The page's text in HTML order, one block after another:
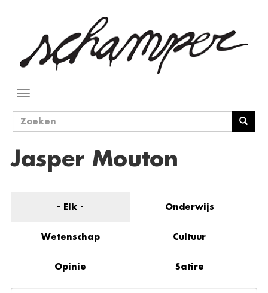
inhoud
Navigatie
Zoekveld
Jasper Mouton
- Elk - Onderwijs
Wetenschap Cultuur
Opinie Satire